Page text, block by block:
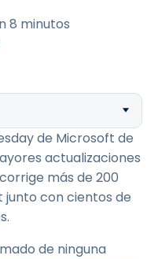
8 minutos
de Microsoft de
actualizaciones
más de 200
junto con cientos de
de ninguna